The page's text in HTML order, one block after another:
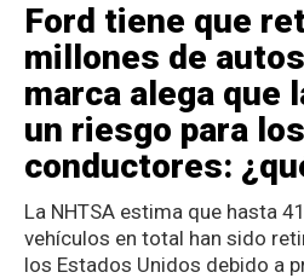
Ford tiene que
millones de
marca alega que
un riesgo para los
conductores:
La NHTSA estima que hasta
vehículos en total han sido
los Estados Unidos debido a